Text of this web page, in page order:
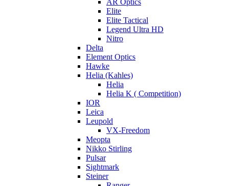
AR Optics
Elite
Elite Tactical
Legend Ultra HD
Nitro
Delta
Element Optics
Hawke
Helia (Kahles)
Helia
Helia K ( Competition)
IOR
Leica
Leupold
VX-Freedom
Meopta
Nikko Stirling
Pulsar
Sightmark
Steiner